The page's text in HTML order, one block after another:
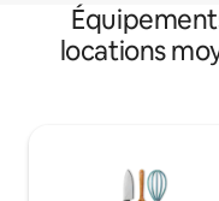
locations